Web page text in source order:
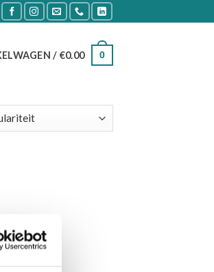
/ €0.00 0